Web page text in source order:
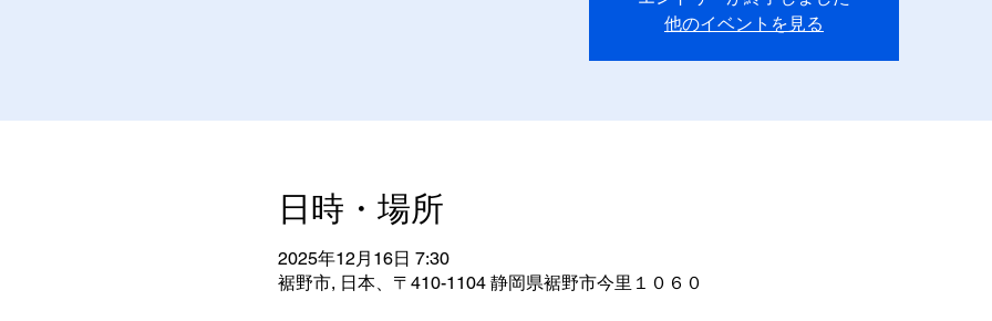
他のイベントを見る
日時・場所
2025年12月16日 7:30
裾野市, 日本、〒410-1104 静岡県裾野市今里１０６０